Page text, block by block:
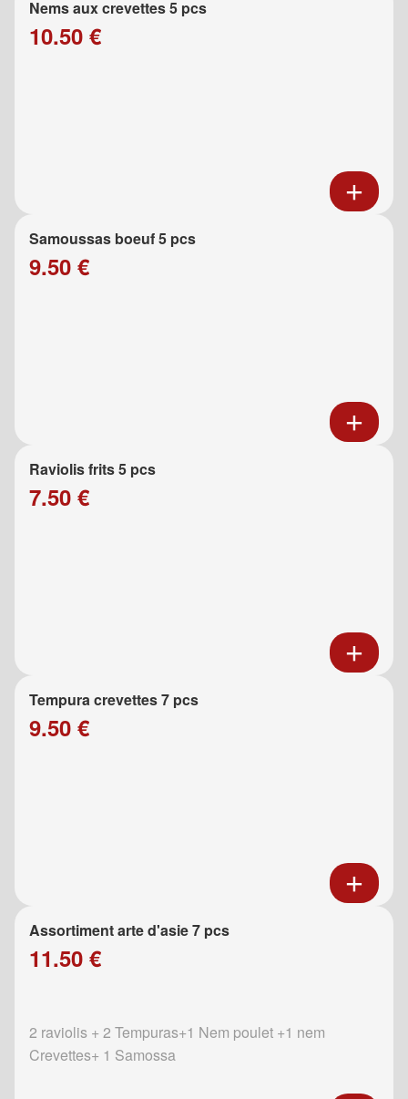
Nems aux crevettes 5 pcs
10.50 €
Samoussas boeuf 5 pcs
9.50 €
Raviolis frits 5 pcs
7.50 €
Tempura crevettes 7 pcs
9.50 €
Assortiment arte d'asie 7 pcs
11.50 €
2 raviolis + 2 Tempuras+1 Nem poulet +1 nem
Crevettes+ 1 Samossa